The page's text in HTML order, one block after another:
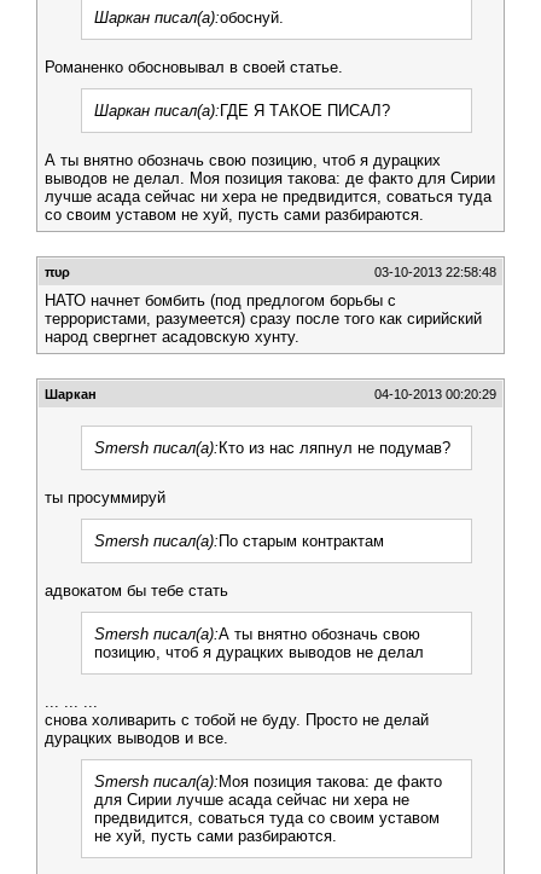
Шаркан писал(а):обоснуй.
Романенко обосновывал в своей статье.
Шаркан писал(а): ГДЕ Я ТАКОЕ ПИСАЛ?
А ты внятно обозначь свою позицию, чтоб я дурацких
выводов не делал. Моя позиция такова: де факто для Сирии
лучше асада сейчас ни хера не предвидится, соваться туда
со своим уставом не хуй, пусть сами разбираются.
πυρ 03-10-2013 22:58:48
НАТО начнет бомбить (под предлогом борьбы с
террористами, разумеется) сразу после того как сирийский
народ свергнет асадовскую хунту.
Шаркан 04-10-2013 00:20:29
Smersh писал(а): Кто из нас ляпнул не подумав?
ты просуммируй
Smersh писал(а): По старым контрактам
адвокатом бы тебе стать
Smersh писал(а):А ты внятно обозначь свою
позицию, чтоб я дурацких выводов не делал
... ... ...
снова холиварить с тобой не буду. Просто не делай
дурацких выводов и все.
Smersh писал(а): Моя позиция такова: де факто
для Сирии лучше асада сейчас ни хера не
предвидится, соваться туда со своим уставом
не хуй, пусть сами разбираются.